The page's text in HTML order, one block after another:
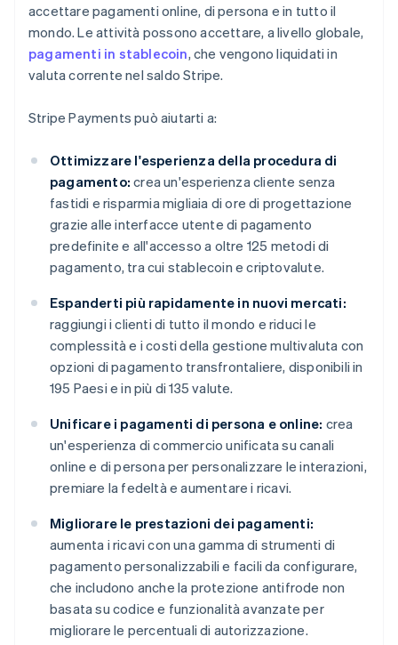
accettare pagamenti online, di persona e in tutto il
mondo. Le attività possono accettare, a livello globale,
pagamenti in stablecoin, che vengono liquidati in
valuta corrente nel saldo Stripe.
Stripe Payments può aiutarti a:
Ottimizzare l'esperienza della procedura di
pagamento: crea un'esperienza cliente senza
fastidi e risparmia migliaia di ore di progettazione
grazie alle interfacce utente di pagamento
predefinite e all'accesso a oltre 125 metodi di
pagamento, tra cui stablecoin e criptovalute.
Espanderti più rapidamente in nuovi mercati:
raggiungi i clienti di tutto il mondo e riduci le
complessità e i costi della gestione multivaluta con
opzioni di pagamento transfrontaliere, disponibili in
195 Paesi e in più di 135 valute.
Unificare i pagamenti di persona e online: crea
un'esperienza di commercio unificata su canali
online e di persona per personalizzare le interazioni,
premiare la fedeltà e aumentare i ricavi.
Migliorare le prestazioni dei pagamenti:
aumenta i ricavi con una gamma di strumenti di
pagamento personalizzabili e facili da configurare,
che includono anche la protezione antifrode non
basata su codice e funzionalità avanzate per
migliorare le percentuali di autorizzazione.